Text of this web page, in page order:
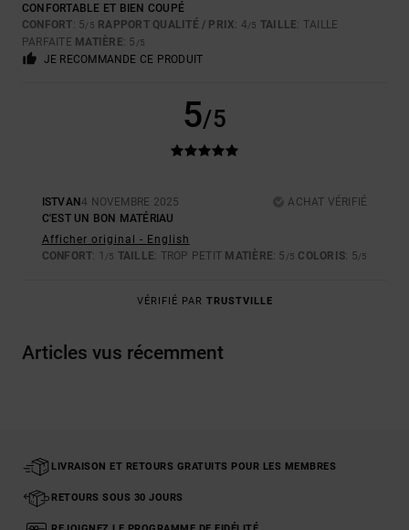
CONFORTABLE ET BIEN COUPÉ
CONFORT: 5/5 RAPPORT QUALITÉ / PRIX: 4/5 TAILLE: TAILLE
PARFAITE MATIÈRE: 5 /5
JE RECOMMANDE CE PRODUIT
5/5
ISTVAN4 NOVEMBRE 2025
ACHAT VÉRIFIÉ
C'EST UN BON MATÉRIAU
Afficher original - English
CONFORT: 1 /5 TAILLE: TROP PETIT MATIÈRE: 5 /5 COLORIS: 5/5
VÉRIFIÉ PAR TRUSTVILLE
Articles vus récemment
LIVRAISON ET RETOURS GRATUITS POUR LES MEMBRES
RETOURS SOUS 30 JOURS